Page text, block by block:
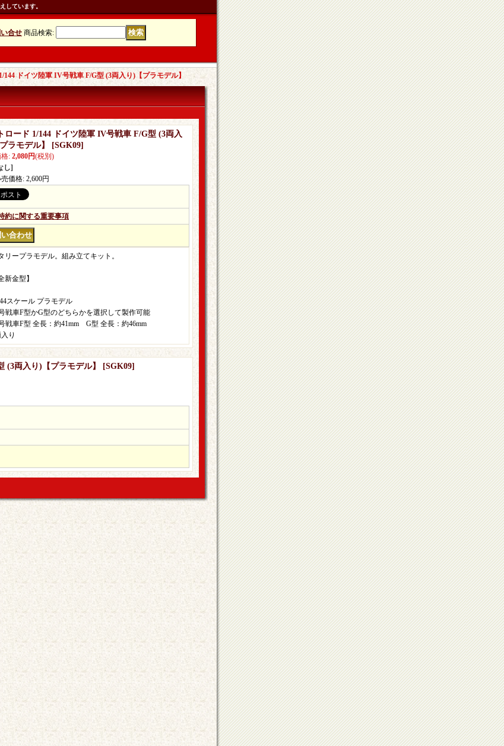
しています。
合せ 商品検索:
144 ドイツ陸軍 IV号戦車 F/G型 (3両入り)【プラモデル】
ロード 1/144 ドイツ陸軍 IV号戦車 F/G型 (3両入
ラモデル】
[SGK09]
: 2,080円(税別)
し]
価格: 2,600円
約に関する重要事項
リープラモデル。組み立てキット。
新金型】
スケール プラモデル
戦車F型かG型のどちらかを選択して製作可能
戦車F型 全長：約41mm G型 全長：約46mm
入り
(3両入り)【プラモデル】 [SGK09]